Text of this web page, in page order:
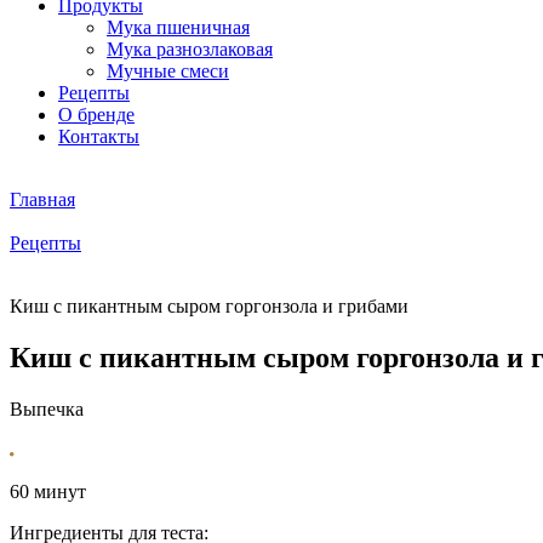
Продукты
Мука пшеничная
Мука разнозлаковая
Мучные смеси
Рецепты
О бренде
Контакты
Главная
Рецепты
Киш с пикантным сыром горгонзола и грибами
Киш с пикантным сыром горгонзола и
Выпечка
60 минут
Ингредиенты для теста: